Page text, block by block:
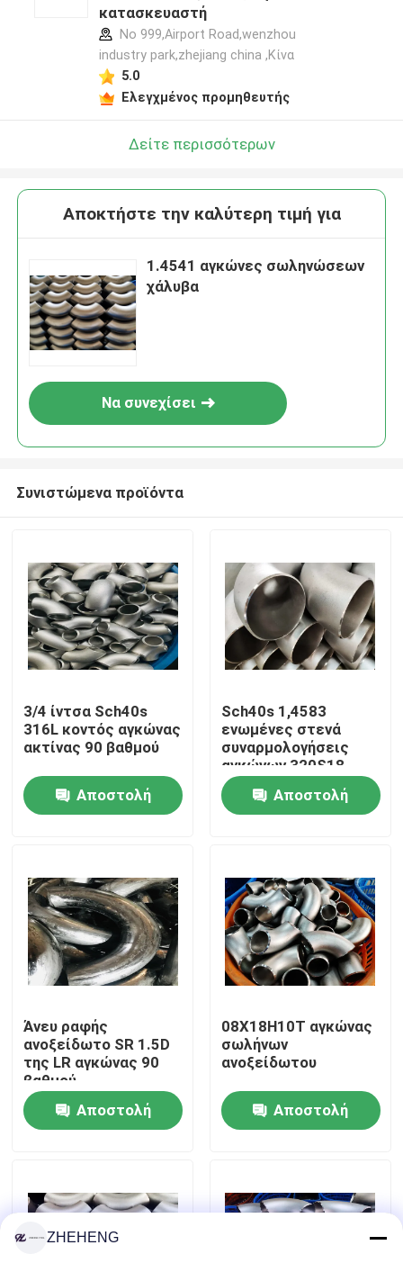
Σπίτι
Προϊόντα
Γύρος εργοστασίων
Ποιοτικός έλεγχος
Company News
Τοποθετήσεις σωληνώσεων ανοξείδωτου
Αγκώνας σωλήνων ανοξείδωτου
κατασκευαστή
No 999,Airport Road,wenzhou
industry park,zhejiang china ,Κίνα
5.0
Ελεγχμένος προμηθευτής
Δείτε περισσότερων
Αποκτήστε την καλύτερη τιμή για
1.4541 αγκώνες σωληνώσεων
χάλυβα
Να συνεχίσει
Συνιστώμενα προϊόντα
3/4 ίντσα Sch40s
316L κοντός αγκώνας
ακτίνας 90 βαθμού
Αποστολή
Sch40s 1,4583
ενωμένες στενά
συναρμολογήσεις
αγκώνων 320S18
316Ti
Αποστολή
Άνευ ραφής
ανοξείδωτο SR 1.5D
της LR αγκώνας 90
βαθμού
Αποστολή
08Х18Н10Т αγκώνας
σωλήνων
ανοξείδωτου
Αποστολή
ZHEHENG